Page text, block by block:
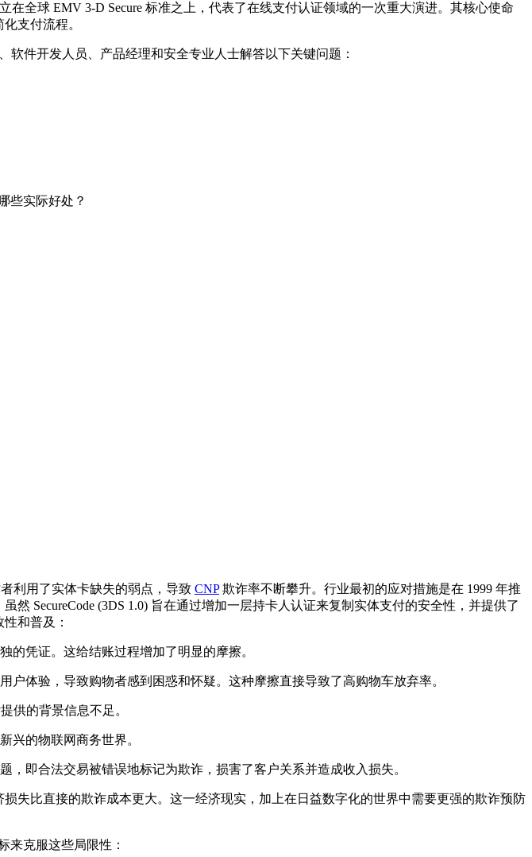
在全球 EMV 3-D Secure 标准之上，代表了在线支付认证领域的一次重大演进。其核心使命
支付流程。
软件开发人员、产品经理和安全专业人士解答以下关键问题：
些实际好处？
利用了实体卡缺失的弱点，导致 CNP欺诈率不断攀升。行业最初的应对措施是在 1999 年推
然 SecureCode (3DS 1.0) 旨在通过增加一层持卡人认证来复制实体支付的安全性，并提供了
和普及：
的凭证。这给结账过程增加了明显的摩擦。
体验，导致购物者感到困惑和怀疑。这种摩擦直接导致了高购物车放弃率。
供的背景信息不足。
兴的物联网商务世界。
即合法交易被错误地标记为欺诈，损害了客户关系并造成收入损失。
失比直接的欺诈成本更大。这一经济现实，加上在日益数字化的世界中需要更强的欺诈预防
来克服这些局限性：